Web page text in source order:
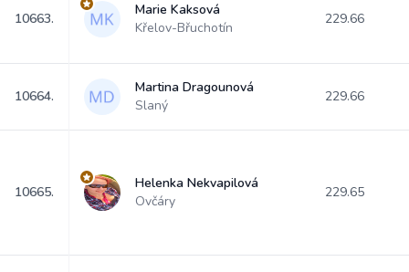
10663.
Marie Kaksová
Křelov-Břuchotín
229.66
10664.
Martina Dragounová
Slaný
229.66
10665.
Helenka Nekvapilová
Ovčáry
229.65